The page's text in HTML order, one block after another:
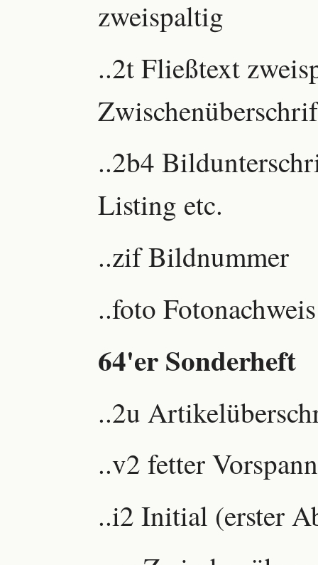
zweispaltig
..2t Fließtext
..2b4
Listing etc.
..zif Bildnummer
..foto Fotonachweis
64'er Sonderheft
..2u
..v2 fetter Vorspann
..i2 Initial (erster